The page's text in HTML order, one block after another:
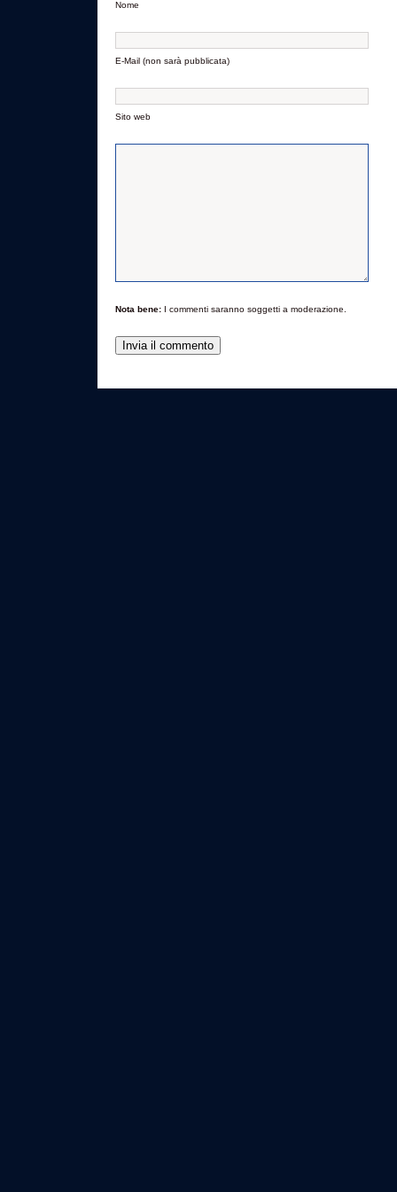
Nome
E-Mail (non sarà pubblicata)
Sito web
Nota bene: I commenti saranno soggetti a moderazione.